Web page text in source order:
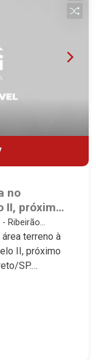
no
II, próximo
Ribeirão
terreno à
II, próximo
SP.
você: -